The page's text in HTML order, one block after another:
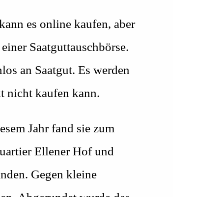
es online kaufen, aber
Saatguttauschbörse.
an Saatgut. Es werden
nicht kaufen kann.
Jahr fand sie zum
Ellener Hof und
Gegen kleine